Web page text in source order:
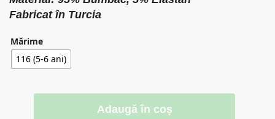
Fabricat în Turcia
Mărime
116 (5-6 ani)
Adaugă în coș